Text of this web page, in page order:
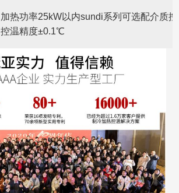
加热功率25kW以内sundi系列可选配介质
控温精度±0.1℃